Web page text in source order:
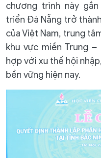
chương trình này
triển Đà Nẵng trở
của Việt Nam, trung
khu vực miền Trung
hợp với xu thế hội
bền vững hiện nay.